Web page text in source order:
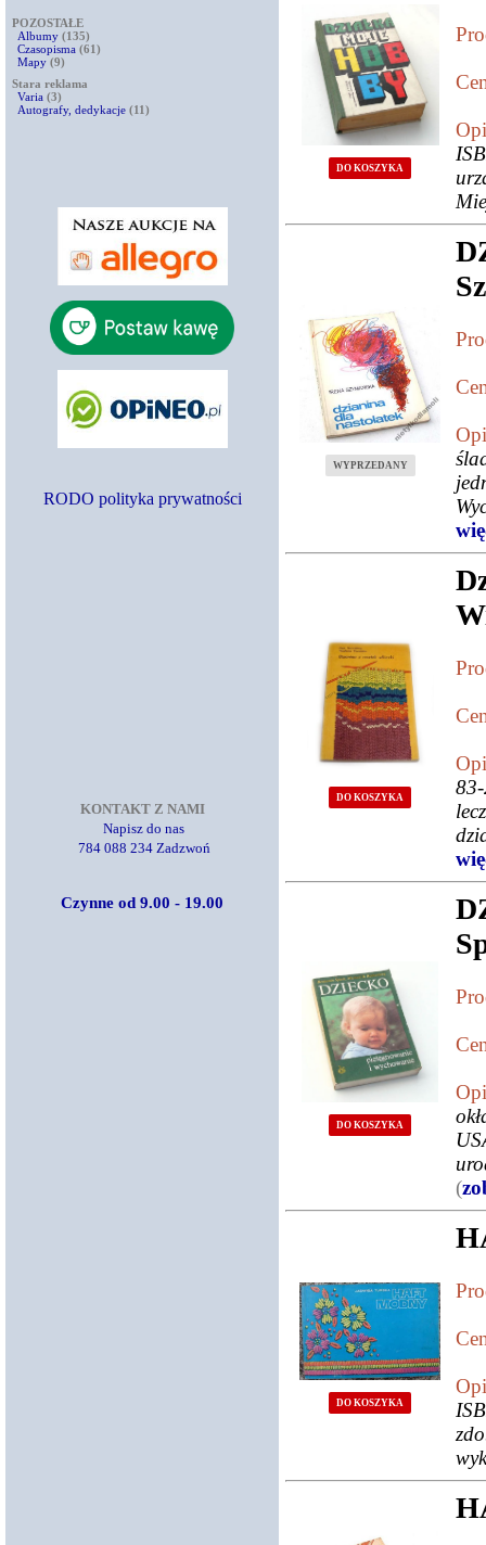
POZOSTAŁE
Albumy (135)
Czasopisma (61)
Mapy (9)
Stara reklama
Varia (3)
Autografy, dedykacje (11)
RODO polityka prywatności
KONTAKT Z NAMI
Napisz do nas
784 088 234 Zadzwoń
Czynne od 9.00 - 19.00
DO KOSZYKA
WYPRZEDANY
DO KOSZYKA
DO KOSZYKA
(
DO KOSZYKA